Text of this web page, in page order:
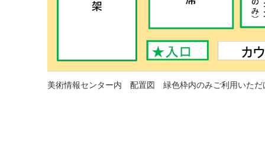
美術情報センター内 配置図 緑色枠内のみご利用いただ